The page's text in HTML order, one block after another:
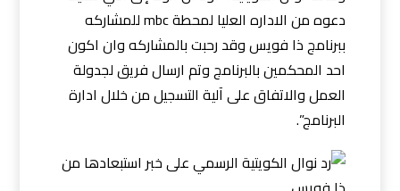
دعوه من الاداره العليا لمحطة mbc للمشاركه
ببرنامج ذا فويس وقد رحبت بالمشاركه وان اكون
احد المحكمين بالبرنامج وتم ارسال فريق لجدولة
العمل والاتفاق على آلية التسجيل من خلال ادارة
البرنامج”.